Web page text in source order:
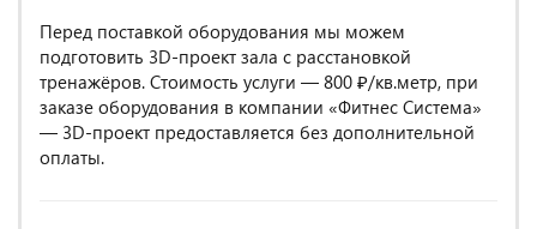
Перед поставкой оборудования мы можем
подготовить 3D-проект зала с расстановкой
тренажёров. Стоимость услуги — 800 ₽/кв.метр, при
заказе оборудования в компании «Фитнес Система»
— 3D-проект предоставляется без дополнительной
оплаты.